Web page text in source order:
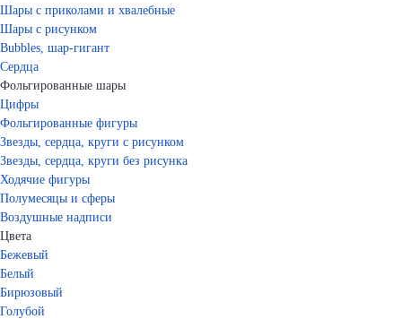
Шары с приколами и хвалебные
Шары с рисунком
Bubbles, шар-гигант
Сердца
Фольгированные шары
Цифры
Фольгированные фигуры
Звезды, сердца, круги с рисунком
Звезды, сердца, круги без рисунка
Ходячие фигуры
Полумесяцы и сферы
Воздушные надписи
Цвета
Бежевый
Белый
Бирюзовый
Голубой